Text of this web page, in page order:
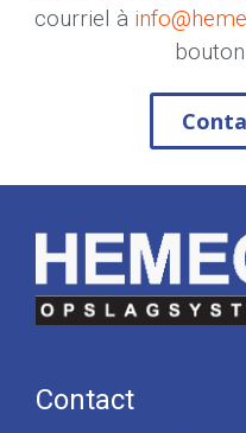
courriel à
Contact